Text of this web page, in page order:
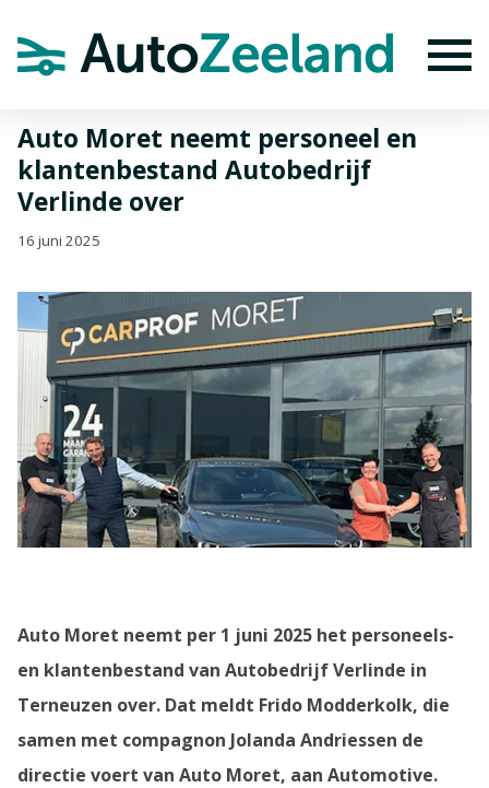
Autobedrijf Verlinde over
Auto Moret neemt personeel en
klantenbestand Autobedrijf
Verlinde over
16 juni 2025
Auto Moret neemt per 1 juni 2025 het personeels-
en klantenbestand van Autobedrijf Verlinde in
Terneuzen over. Dat meldt Frido Modderkolk, die
samen met compagnon Jolanda Andriessen de
directie voert van Auto Moret, aan Automotive.